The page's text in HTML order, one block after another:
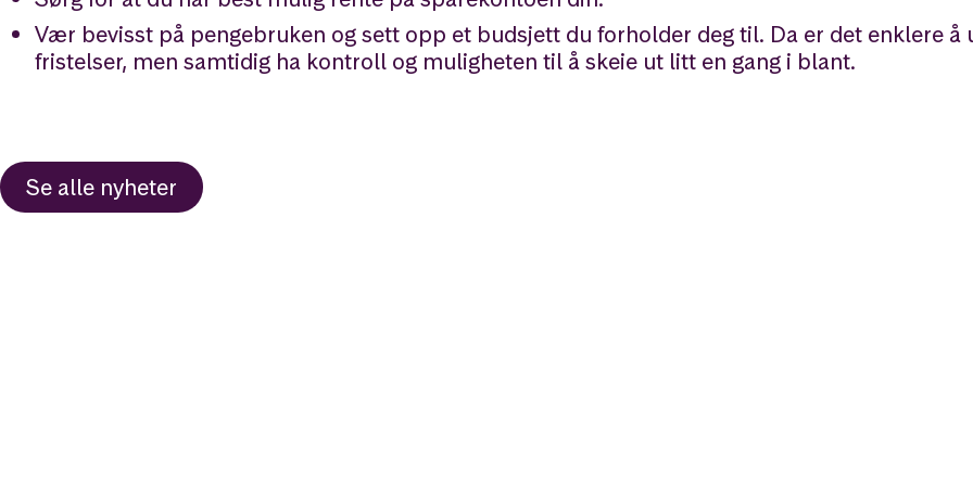
Vær bevisst på pengebruken og sett opp et budsjett du forholder deg til. Da er det enklere å
fristelser, men samtidig ha kontroll og muligheten til å skeie ut litt en gang i blant.
Se alle nyheter